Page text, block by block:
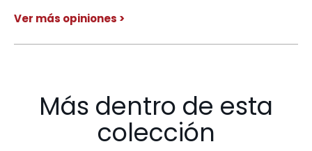
Ver más opiniones >
Más dentro de esta
colección